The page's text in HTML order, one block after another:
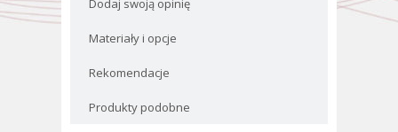
Dodaj swoją opinię
Materiały i opcje
Rekomendacje
Produkty podobne